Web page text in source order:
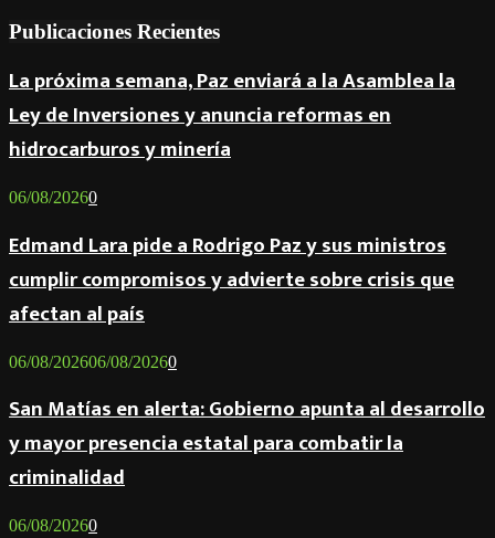
Publicaciones Recientes
La próxima semana, Paz enviará a la Asamblea la
Ley de Inversiones y anuncia reformas en
hidrocarburos y minería
06/08/20260
Edmand Lara pide a Rodrigo Paz y sus ministros
cumplir compromisos y advierte sobre crisis que
afectan al país
06/08/202606/08/20260
San Matías en alerta: Gobierno apunta al desarrollo
y mayor presencia estatal para combatir la
criminalidad
06/08/20260